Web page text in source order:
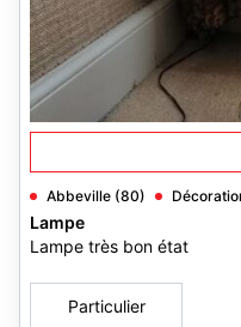
Abbeville (80)
Lampe
Lampe très bon état
Particulier